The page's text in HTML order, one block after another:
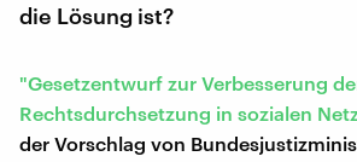
die Lösung ist?
"Gesetzentwurf zur Verbesserung
Rechtsdurchsetzung in sozialen
der Vorschlag von